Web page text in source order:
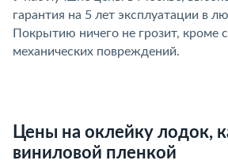
гарантия на 5 лет эксплуатации в
Покрытию ничего не грозит, кроме
механических повреждений.
Цены на оклейку лодок,
виниловой пленкой